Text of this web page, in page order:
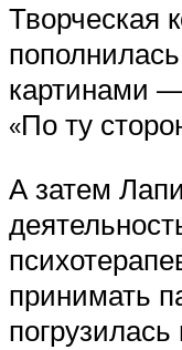
Творческая
картинами
«По ту
А затем
принимать